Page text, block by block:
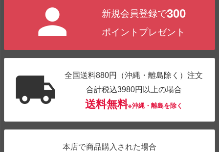
新規会員登録で300
ポイントプレゼント
全国送料880円（沖縄・離島除く）注文
合計税込3980円以上の場合
送料無料※沖縄・離島を除く
本店で商品購入された場合